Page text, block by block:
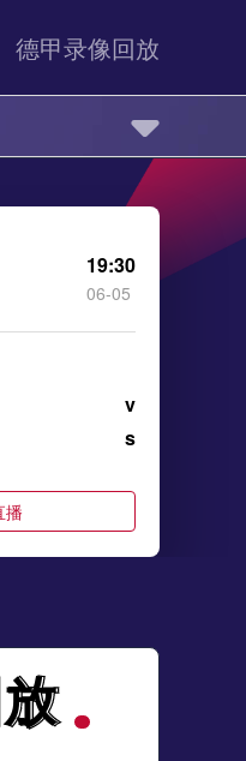
德甲录像回放
19:30
06-05
v
s
播